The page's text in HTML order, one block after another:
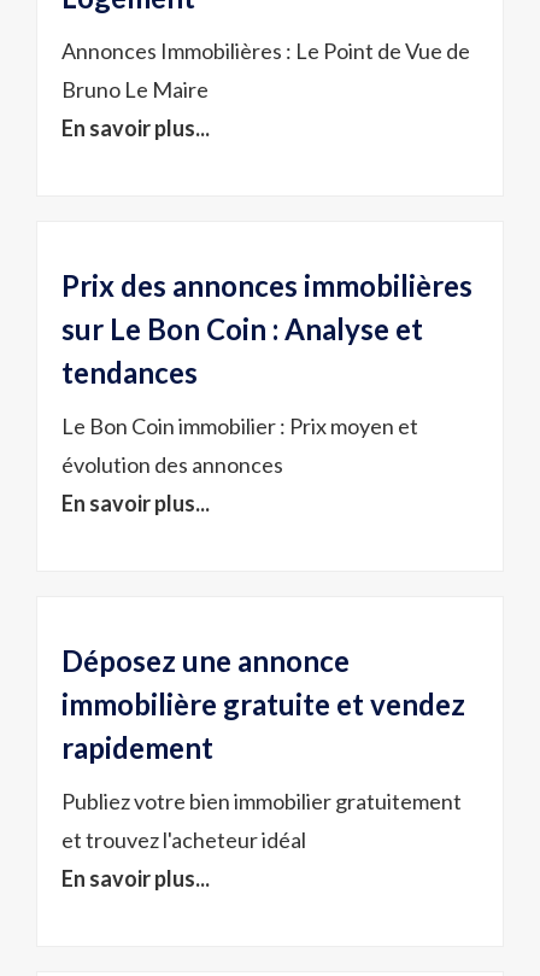
Annonces Immobilières : Le Point de Vue de
Bruno Le Maire
En savoir plus...
Prix des annonces immobilières
sur Le Bon Coin : Analyse et
tendances
Le Bon Coin immobilier : Prix moyen et
évolution des annonces
En savoir plus...
Déposez une annonce
immobilière gratuite et vendez
rapidement
Publiez votre bien immobilier gratuitement
et trouvez l'acheteur idéal
En savoir plus...